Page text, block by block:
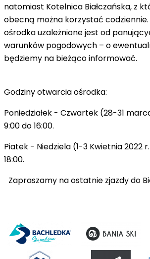
natomiast Kotelnica Białczańska, z
obecną można korzystać
ośrodka uzależnione jest od
warunków pogodowych – o
będziemy na bieżąco informować.
Godziny otwarcia ośrodka:
Poniedziałek - Czwartek (28-31
9:00 do 16:00.
Piatek - Niedziela (1-3 Kwietnia 2022
18:00.
Zapraszamy na ostatnie zjazdy do